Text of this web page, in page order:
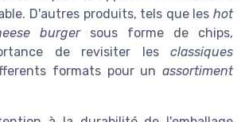
D'autres produits, tels que les hot
burgersous forme de chips,
de revisiter les classiques
formats pour un assortiment